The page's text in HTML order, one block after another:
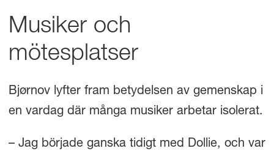
Musiker och
mötesplatser
Bjørnov lyfter fram betydelsen av gemenskap i
en vardag där många musiker arbetar isolerat.
– Jag började ganska tidigt med Dollie, och var